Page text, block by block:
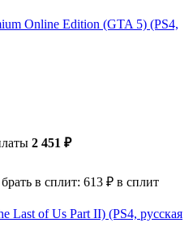
Online Edition (GTA 5) (PS4,
2 451 ₽
в сплит: 613 ₽ в сплит
Last of Us Part II) (PS4, русская